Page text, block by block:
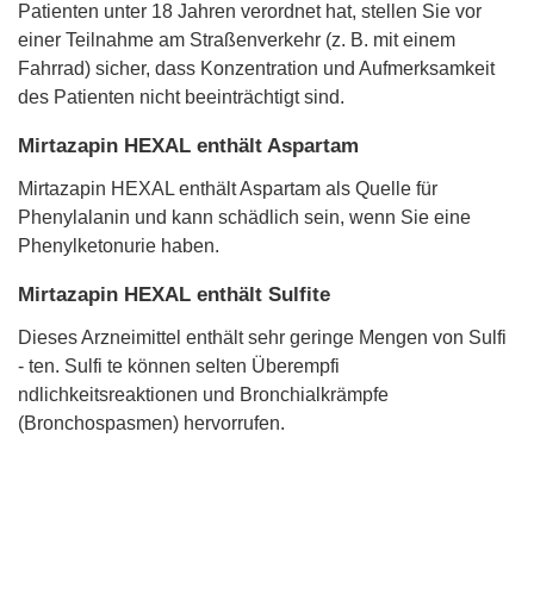
Patienten unter 18 Jahren verordnet hat, stellen Sie vor
einer Teilnahme am Straßenverkehr (z. B. mit einem
Fahrrad) sicher, dass Konzentration und Aufmerksamkeit
des Patienten nicht beeinträchtigt sind.
Mirtazapin HEXAL enthält Aspartam
Mirtazapin HEXAL enthält Aspartam als Quelle für
Phenylalanin und kann schädlich sein, wenn Sie eine
Phenylketonurie haben.
Mirtazapin HEXAL enthält Sulfite
Dieses Arzneimittel enthält sehr geringe Mengen von Sulfi
- ten. Sulfi te können selten Überempfi
ndlichkeitsreaktionen und Bronchialkrämpfe
(Bronchospasmen) hervorrufen.